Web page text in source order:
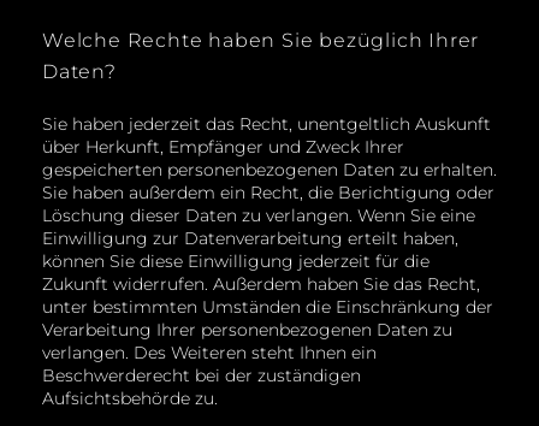
Welche Rechte haben Sie bezüglich Ihrer
Daten?
Sie haben jederzeit das Recht, unentgeltlich Auskunft
über Herkunft, Empfänger und Zweck Ihrer
gespeicherten personenbezogenen Daten zu erhalten.
Sie haben außerdem ein Recht, die Berichtigung oder
Löschung dieser Daten zu verlangen. Wenn Sie eine
Einwilligung zur Datenverarbeitung erteilt haben,
können Sie diese Einwilligung jederzeit für die
Zukunft widerrufen. Außerdem haben Sie das Recht,
unter bestimmten Umständen die Einschränkung der
Verarbeitung Ihrer personenbezogenen Daten zu
verlangen. Des Weiteren steht Ihnen ein
Beschwerderecht bei der zuständigen
Aufsichtsbehörde zu.